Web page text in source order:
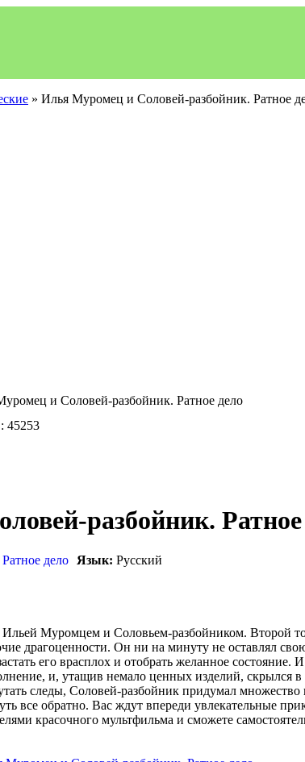
» Илья Муромец и Соловей-разбойник. Ратное
и Соловей-разбойник. Ратное дело
45253
разбойник. Ратное
Язык: Русский
Муромцем и Соловьем-разбойником. Второй
драгоценности. Он ни на минуту не оставлял
его врасплох и отобрать желанное состояние.
и, утащив немало ценных изделий, скрылся в
следы, Соловей-разбойник придумал множество
все обратно. Вас ждут впереди увлекательные
красочного мультфильма и сможете